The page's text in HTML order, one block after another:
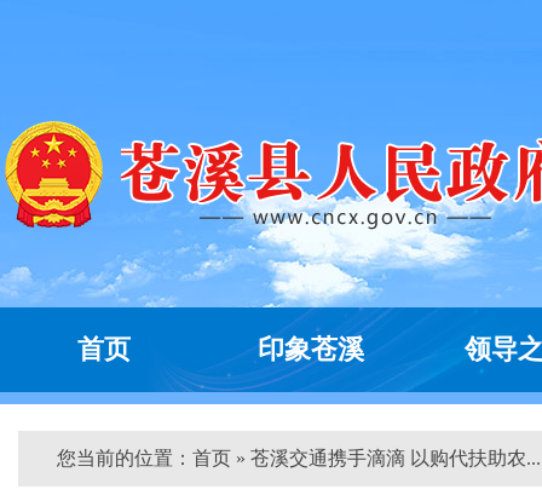
首页 印象苍溪 领导
您当前的位置： 首页 » 苍溪交通携手滴滴 以购代扶助农